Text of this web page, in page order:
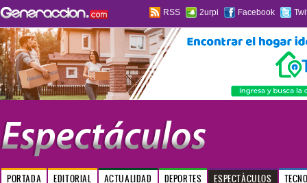
RSS 2urpi Facebook
PORTADA EDITORIAL ACTUALIDAD DEPORTES ESPECTÁCULOS